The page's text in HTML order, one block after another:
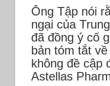
Ông Tập nói
ngại của
đã đồng ý cố
bản tóm tắt
không đề cập
Astellas